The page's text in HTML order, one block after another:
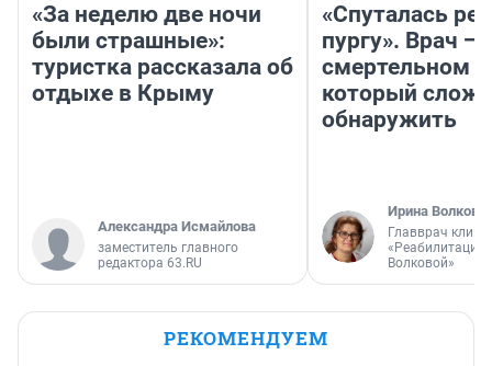
«За неделю две ночи
были страшные»:
туристка рассказала об
отдыхе в Крыму
Александра Исмайлова
заместитель главного
редактора 63.RU
«Спуталась
пургу». Врач —
смертельном
который
обнаружить
Ирина Волкова
Главврач
«Реабилитация
Волковой»
РЕКОМЕНДУЕМ